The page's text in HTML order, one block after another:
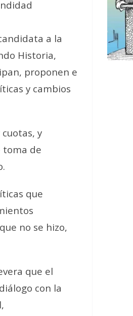
a la
Historia,
proponen e
y cambios
y
toma de
que
no se hizo,
que el
con la